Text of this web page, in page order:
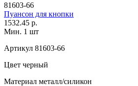
81603-66
Пуансон для кнопки
1532.45 р.
Мин. 1 шт
Артикул 81603-66
Цвет черный
Материал металл/силикон